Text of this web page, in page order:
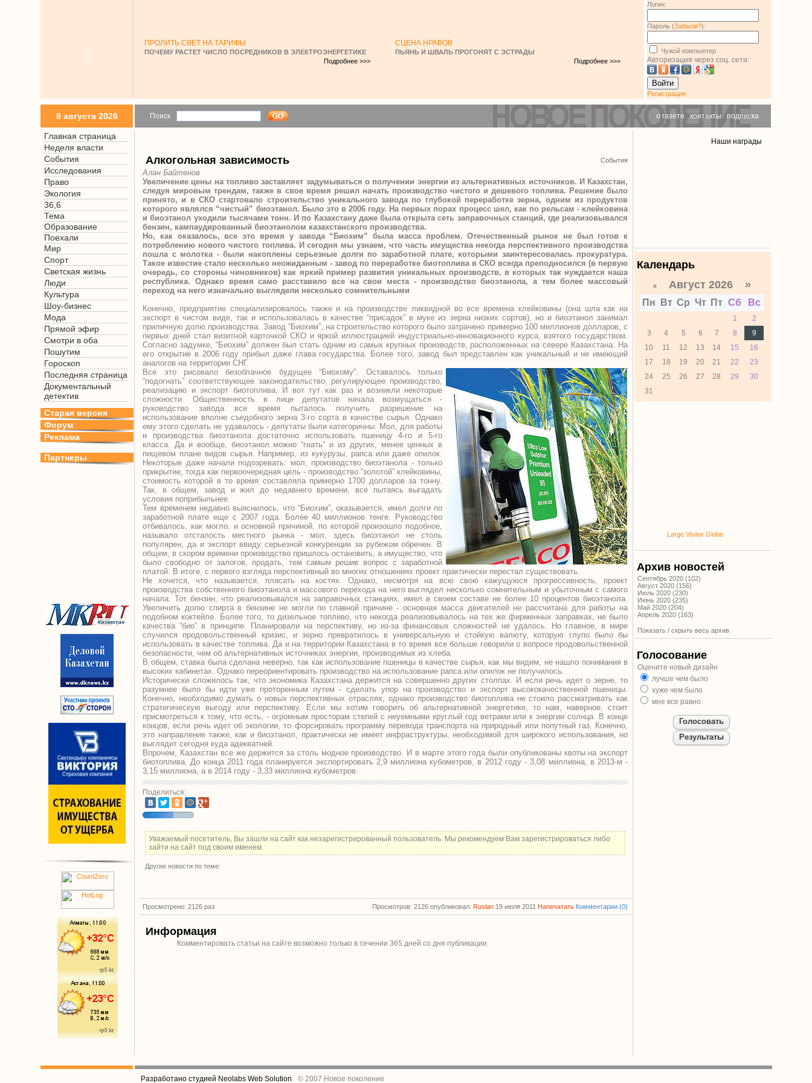
ПРОЛИТЬ СВЕТ НА ТАРИФЫ
ПОЧЕМУ РАСТЕТ ЧИСЛО ПОСРЕДНИКОВ В ЭЛЕКТРОЭНЕРГЕТИКЕ
Подробнее >>>
СЦЕНА НРАВОВ
ПЬЯНЬ И ШВАЛЬ ПРОГОНЯТ С ЭСТРАДЫ
Подробнее >>>
Логин:
Пароль (Забыли?):
Чужой компьютер
Авторизация через соц. сети:
Войти
Регистрация
8 августа 2026 Поиск о газете |контакты| подписка
Главная страница
Неделя власти
События
Исследования
Право
Экология
36,6
Тема
Образование
Поехали
Мир
Спорт
Светская жизнь
Люди
Культура
Шоу-бизнес
Мода
Прямой эфир
Смотри в оба
Пошутим
Гороскоп
Последняя страница
Документальный
детектив
Старая версия
Форум
Реклама
Партнеры
Алкогольная зависимость События
Алан Байтенов
Увеличение цены на топливо заставляет задумываться о получении энергии из альтернативных источников. И Казахстан,
следуя мировым трендам, также в свое время решил начать производство чистого и дешевого топлива. Решение было
принято, и в СКО стартовало строительство уникального завода по глубокой переработке зерна, одним из продуктов
которого являлся “чистый” биоэтанол. Было это в 2006 году. На первых порах процесс шел, как по рельсам - клейковина
и биоэтанол уходили тысячами тонн. И по Казахстану даже была открыта сеть заправочных станций, где реализовывался
бензин, кампаудированный биоэтанолом казахстанского производства.
Но, как оказалось, все это время у завода “Биохим” была масса проблем. Отечественный рынок не был готов к
потреблению нового чистого топлива. И сегодня мы узнаем, что часть имущества некогда перспективного производства
пошла с молотка - были накоплены серьезные долги по заработной плате, которыми заинтересовалась прокуратура.
Такое известие стало несколько неожиданным - завод по переработке биотоплива в СКО всегда преподносился (в первую
очередь, со стороны чиновников) как яркий пример развития уникальных производств, в которых так нуждается наша
республика. Однако время само расставило все на свои места - производство биоэтанола, а тем более массовый
переход на него изначально выглядели несколько сомнительными
Конечно, предприятие специализировалось также и на производстве ликвидной во все времена клейковины (она шла как на
экспорт в чистом виде, так и использовалась в качестве “присадок” в муке из зерна низких сортов), но и биоэтанол занимал
приличную долю производства. Завод “Биохим”, на строительство которого было затрачено примерно 100 миллионов долларов, с
первых дней стал визитной карточкой СКО и яркой иллюстрацией индустриально-инновационного курса, взятого государством.
Согласно задумке, “Биохим” должен был стать одним из самых крупных производств, расположенных на севере Казахстана. На
его открытие в 2006 году прибыл даже глава государства. Более того, завод был представлен как уникальный и не имеющий
аналогов на территории СНГ.
Все это рисовало безоблачное будущее “Биохому”. Оставалось только
“подогнать” соответствующее законодательство, регулирующее производство,
реализацию и экспорт биотоплива. И вот тут как раз и возникли некоторые
сложности. Общественность в лице депутатов начала возмущаться -
руководство завода все время пыталось получить разрешение на
использование вполне съедобного зерна 3-го сорта в качестве сырья. Однако
ему этого сделать не удавалось - депутаты были категоричны. Мол, для работы
и производства биоэтанола достаточно использовать пшеницу 4-го и 5-го
класса. Да и вообще, биоэтанол можно “гнать” и из других, менее ценных в
пищевом плане видов сырья. Например, из кукурузы, рапса или даже опилок.
Некоторые даже начали подозревать: мол, производство биоэтанола - только
прикрытие, тогда как первоочередная цель - производство “золотой” клейковины,
стоимость которой в то время составляла примерно 1700 долларов за тонну.
Так, в общем, завод и жил до недавнего времени, все пытаясь выгадать
условия поприбыльнее.
Тем временем недавно выяснилось, что “Биохим”, оказывается, имел долги по
заработной плате еще с 2007 года. Более 40 миллионов тенге. Руководство
отбивалось, как могло, и основной причиной, по которой произошло подобное,
называло отсталость местного рынка - мол, здесь биоэтанол не столь
популярен, да и экспорт ввиду серьезной конкуренции за рубежом обречен. В
общем, в скором времени производство пришлось остановить, а имущество, что
было свободно от залогов, продать, тем самым решив вопрос с заработной
платой. В итоге, с первого взгляда перспективный во многих отношениях проект практически перестал существовать.
Не хочется, что называется, плясать на костях. Однако, несмотря на всю свою кажущуюся прогрессивность, проект
производства собственного биоэтанола и массового перехода на него выглядел несколько сомнительным и убыточным с самого
начала. Тот бензин, что реализовывался на заправочных станциях, имел в своем составе не более 10 процентов биоэтанола.
Увеличить долю спирта в бензине не могли по главной причине - основная масса двигателей не рассчитана для работы на
подобном коктейле. Более того, то дизельное топливо, что некогда реализовывалось на тех же фирменных заправках, не было
качества “био” в принципе. Планировали на перспективу, но из-за финансовых сложностей не удалось. Но главное, в мире
случился продовольственный кризис, и зерно превратилось в универсальную и стойкую валюту, которую глупо было бы
использовать в качестве топлива. Да и на территории Казахстана в то время все больше говорили о вопросе продовольственной
безопасности, чем об альтернативных источниках энергии, производимых из хлеба.
В общем, ставка была сделана неверно, так как использование пшеницы в качестве сырья, как мы видим, не нашло понимания в
высоких кабинетах. Однако переориентировать производство на использование рапса или опилок не получилось.
Исторически сложилось так, что экономика Казахстана держится на совершенно других столпах. И если речь идет о зерне, то
разумнее было бы идти уже проторенным путем - сделать упор на производство и экспорт высококачественной пшеницы.
Конечно, необходимо думать о новых перспективных отраслях, однако производство биотоплива не стоило рассматривать как
стратегическую выгоду или перспективу. Если мы хотим говорить об альтернативной энергетике, то нам, наверное, стоит
присмотреться к тому, что есть, - огромным просторам степей с неуемными круглый год ветрами или к энергии солнца. В конце
концов, если речь идет об экологии, то форсировать программу перевода транспорта на природный или попутный газ. Конечно,
это направление также, как и биоэтанол, практически не имеет инфраструктуры, необходимой для широкого использования, но
выглядит сегодня куда адекватней.
Впрочем, Казахстан все же держится за столь модное производство. И в марте этого года были опубликованы квоты на экспорт
биотоплива. До конца 2011 года планируется экспортировать 2,9 миллиона кубометров, в 2012 году - 3,08 миллиона, в 2013-м -
3,15 миллиона, а в 2014 году - 3,33 миллиона кубометров.
Поделиться:
Уважаемый посетитель, Вы зашли на сайт как незарегистрированный пользователь. Мы рекомендуем Вам зарегистрироваться либо
зайти на сайт под своим именем.
Другие новости по теме:
Просмотрено: 2126 раз Просмотров: 2126 опубликовал:Ruslan 19 июля 2011Напечатать Комментарии (0)
Информация
Комментировать статьи на сайте возможно только в течении365 дней со дня публикации.
Наши награды
Календарь
«Август 2026 »
Пн Вт Ср Чт Пт Сб Вс
1
2
3
4 5 6 7 8
9
10
11 12 13 14 15
16
17
18 19 20 21 22
23
24
25 26 27 28 29
30
31
Large Visitor Globe
Архив новостей
Сентябрь 2020 (102)
Август 2020 (156)
Июль 2020 (230)
Июнь 2020 (235)
Май 2020 (204)
Апрель 2020 (163)
Показать / скрыть весь архив
Голосование
Оцените новый дизайн
лучше чем было
хуже чем было
мне все равно
Разработано студией Neolabs Web Solution © 2007 Новое поколение